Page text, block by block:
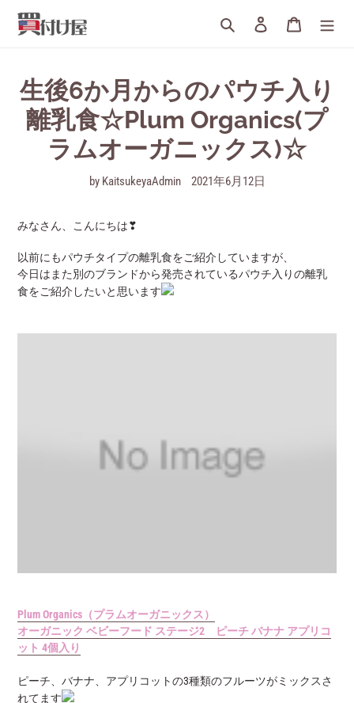
検索 ログインカート
生後6か月からのパウチ入り
離乳食☆Plum Organics(プ
ラムオーガニックス)☆
by KaitsukeyaAdmin 2021年6月12日
みなさん、こんにちは❣
以前にもパウチタイプの離乳食をご紹介していますが、
今日はまた別のブランドから発売されているパウチ入りの離乳
食をご紹介したいと思います
Plum Organics（プラムオーガニックス）
オーガニック ベビーフード ステージ2 ピーチ バナナ アプリコ
ット 4個入り
ピーチ、バナナ、アプリコットの3種類のフルーツがミックスさ
れてます